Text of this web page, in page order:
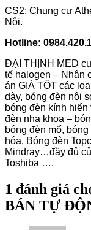
CS2: Chung cư
Nội.
Hotline:
ĐẠI THỊNH MED
tế halogen – Nhận
án GIÁ TỐT các
dày, bóng đèn nội
bóng đèn kính
đèn nha khoa –
bóng đèn mổ,
hóa. Bóng đèn
Mindray…đầy đủ
Toshiba ….
1 đánh giá
BÁN TỰ